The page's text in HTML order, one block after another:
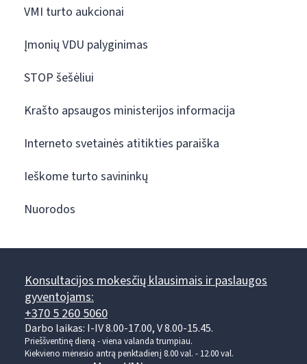
VMI turto aukcionai
Įmonių VDU palyginimas
STOP šešėliui
Krašto apsaugos ministerijos informacija
Interneto svetainės atitikties paraiška
Ieškome turto savininkų
Nuorodos
Konsultacijos mokesčių klausimais ir paslaugos
gyventojams:
+370 5 260 5060
Darbo laikas: I-IV 8.00-17.00, V 8.00-15.45.
Prieššventinę dieną - viena valanda trumpiau.
Kiekvieno mėnesio antrą penktadienį 8.00 val. - 12.00 val.